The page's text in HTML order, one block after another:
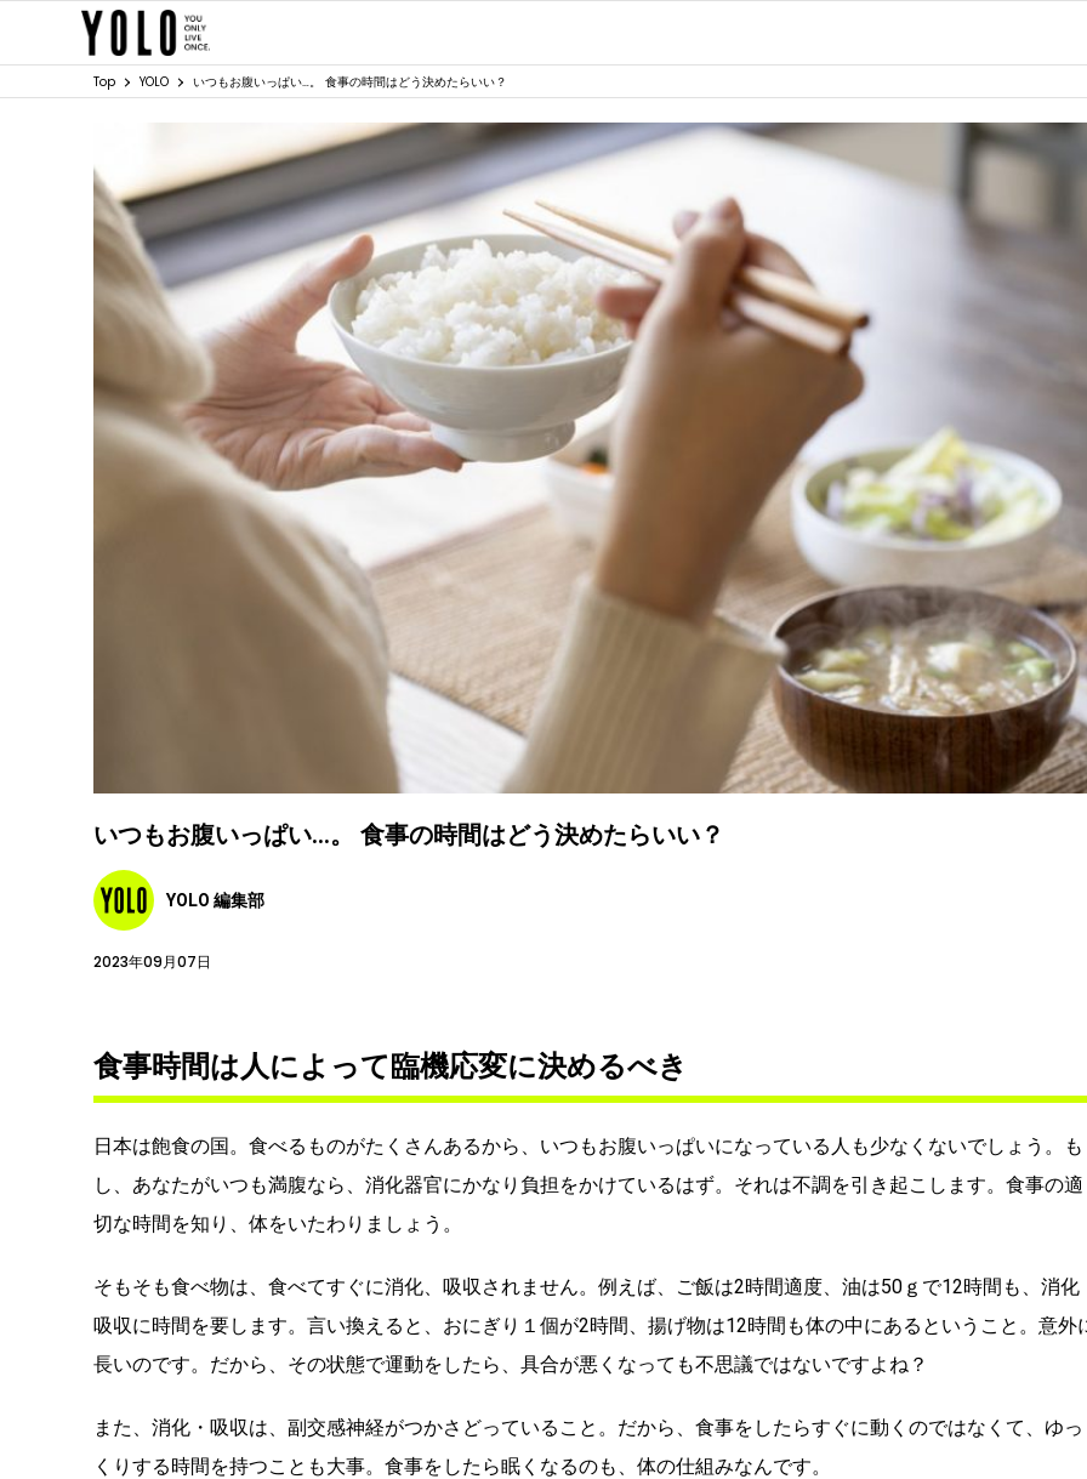
Top YOLO いつもお腹いっぱい…。 食事の時間はどう決めたらいい？
いつもお腹いっぱい…。 食事の時間はどう決めたらいい？
YOLO 編集部
2023年09月07日
食事時間は人によって臨機応変に決めるべき
日本は飽食の国。食べるものがたくさんあるから、いつもお腹いっぱいになっている人も少なくないでしょう。も
し、あなたがいつも満腹なら、消化器官にかなり負担をかけているはず。それは不調を引き起こします。食事の適
切な時間を知り、体をいたわりましょう。
そもそも食べ物は、食べてすぐに消化、吸収されません。例えば、ご飯は2時間適度、油は50ｇで12時間も、消化
吸収に時間を要します。言い換えると、おにぎり１個が2時間、揚げ物は12時間も体の中にあるということ。意外
長いのです。だから、その状態で運動をしたら、具合が悪くなっても不思議ではないですよね？
また、消化・吸収は、副交感神経がつかさどっていること。だから、食事をしたらすぐに動くのではなくて、ゆっ
くりする時間を持つことも大事。食事をしたら眠くなるのも、体の仕組みなんです。